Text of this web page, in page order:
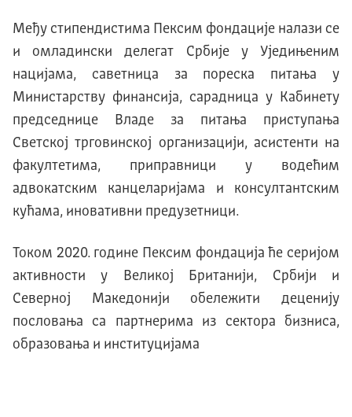
Међу стипендистима Пексим фондације налази се
и омладински делегат Србије у Уједињеним
нацијама, саветница за пореска питања у
Министарству финансија, сарадница у Kабинету
председнице Владе за питања приступања
Светској трговинској организацији, асистенти на
факултетима, приправници у водећим
адвокатским канцеларијама и консултантским
кућама, иновативни предузетници.
Током 2020. године Пексим фондација ће серијом
активности у Великој Британији, Србији и
Северној Македонији обележити деценију
пословања са партнерима из сектора бизниса,
образовања и институцијама